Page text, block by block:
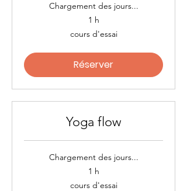
Chargement des jours...
1 h
cours d'essai
Réserver
Yoga flow
Chargement des jours...
1 h
cours d'essai